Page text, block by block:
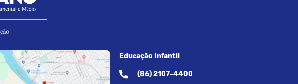
Educação Infantil
(86) 2107-4400